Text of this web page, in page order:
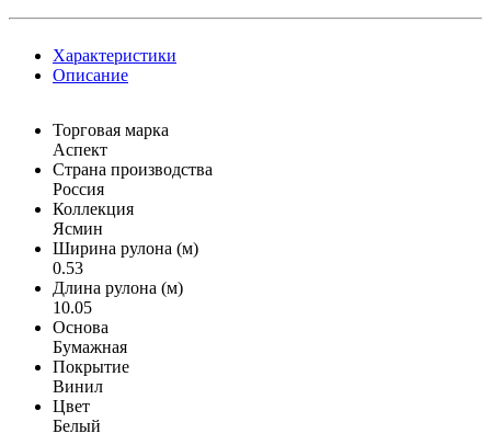
Характеристики
Описание
Торговая марка
Аспект
Страна производства
Россия
Коллекция
Ясмин
Ширина рулона (м)
0.53
Длина рулона (м)
10.05
Основа
Бумажная
Покрытие
Винил
Цвет
Белый